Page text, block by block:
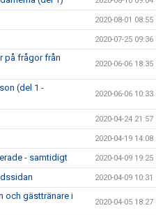
2020-08-01 08:55
2020-07-25 09:36
på frågor från
2020-06-06 18:35
(del 1 -
2020-06-06 10:33
2020-04-24 21:57
2020-04-19 14:08
- samtidigt 2020-04-09 19:25
2020-04-09 10:31
och gästtränare i
2020-04-05 18:27